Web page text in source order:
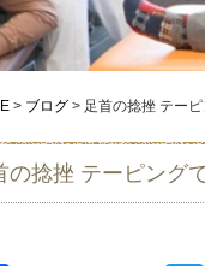
> ブログ > 足首の捻挫 テーピ
の捻挫 テーピング